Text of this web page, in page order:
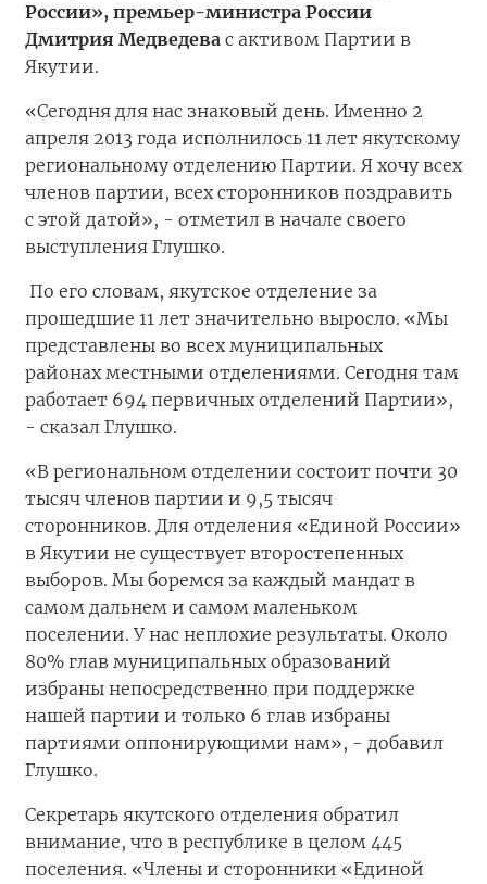
России», премьер-министра России
Дмитрия Медведева с активом Партии в
Якутии.
«Сегодня для нас знаковый день. Именно 2
апреля 2013 года исполнилось 11 лет якутскому
региональному отделению Партии. Я хочу всех
членов партии, всех сторонников поздравить
с этой датой», - отметил в начале своего
выступления Глушко.
По его словам, якутское отделение за
прошедшие 11 лет значительно выросло. «Мы
представлены во всех муниципальных
районах местными отделениями. Сегодня там
работает 694 первичных отделений Партии»,
- сказал Глушко.
«В региональном отделении состоит почти 30
тысяч членов партии и 9,5 тысяч
сторонников. Для отделения «Единой России»
в Якутии не существует второстепенных
выборов. Мы боремся за каждый мандат в
самом дальнем и самом маленьком
поселении. У нас неплохие результаты. Около
80% глав муниципальных образований
избраны непосредственно при поддержке
нашей партии и только 6 глав избраны
партиями оппонирующими нам», - добавил
Глушко.
Секретарь якутского отделения обратил
внимание, что в республике в целом 445
поселения. «Члены и сторонники «Единой